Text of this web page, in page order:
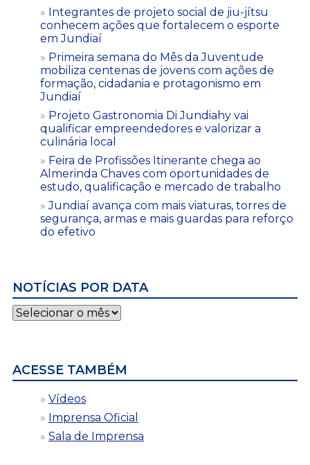
Integrantes de projeto social de jiu-jítsu
conhecem ações que fortalecem o esporte
em Jundiaí
Primeira semana do Mês da Juventude
mobiliza centenas de jovens com ações de
formação, cidadania e protagonismo em
Jundiaí
Projeto Gastronomia Di Jundiahy vai
qualificar empreendedores e valorizar a
culinária local
Feira de Profissões Itinerante chega ao
Almerinda Chaves com oportunidades de
estudo, qualificação e mercado de trabalho
Jundiaí avança com mais viaturas, torres de
segurança, armas e mais guardas para reforço
do efetivo
NOTÍCIAS POR DATA
Notícias
por
ACESSE TAMBÉM
Vídeos
Imprensa Oficial
Sala de Imprensa